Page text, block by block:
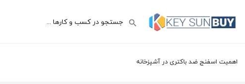
اهمیت اسفنج ضد باکتری در آشپزخانه